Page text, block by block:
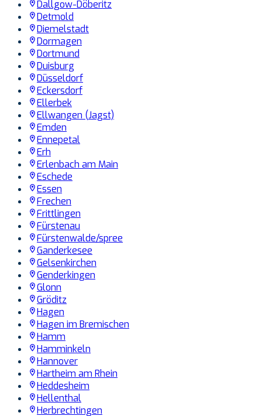
Dallgow-Döberitz
Detmold
Diemelstadt
Dormagen
Dortmund
Duisburg
Düsseldorf
Eckersdorf
Ellerbek
Ellwangen (Jagst)
Emden
Ennepetal
Erh
Erlenbach am Main
Eschede
Essen
Frechen
Frittlingen
Fürstenau
Fürstenwalde/spree
Ganderkesee
Gelsenkirchen
Genderkingen
Glonn
Gröditz
Hagen
Hagen im Bremischen
Hamm
Hamminkeln
Hannover
Hartheim am Rhein
Heddesheim
Hellenthal
Herbrechtingen